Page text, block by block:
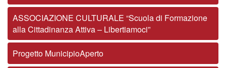
ASSOCIAZIONE CULTURALE “Scuola di Formazione
alla Cittadinanza Attiva – Libertiamoci”
Progetto MunicipioAperto